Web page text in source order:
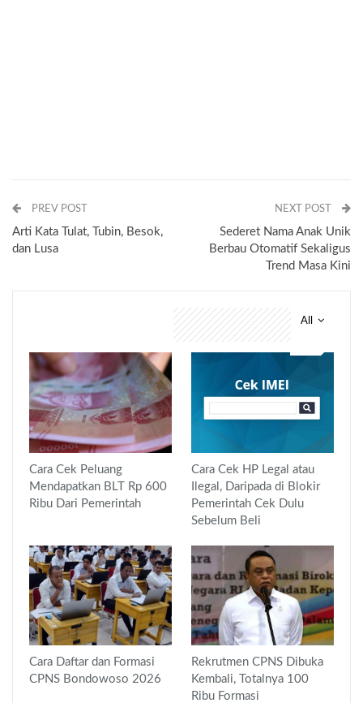
PREV POST
Arti Kata Tulat, Tubin, Besok,
dan Lusa
NEXT POST
Sederet Nama Anak Unik
Berbau Otomatif Sekaligus
Trend Masa Kini
All
Cara Cek Peluang
Mendapatkan BLT Rp 600
Ribu Dari Pemerintah
Cara Cek HP Legal atau
Ilegal, Daripada di Blokir
Pemerintah Cek Dulu
Sebelum Beli
Cara Daftar dan Formasi
CPNS Bondowoso 2026
Rekrutmen CPNS Dibuka
Kembali, Totalnya 100
Ribu Formasi